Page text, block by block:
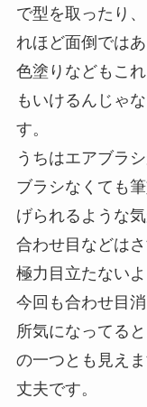
で型を取ったり
れほど面倒ではあ
色塗りなどもこ
もいけるんじゃ
す。
うちはエアブラ
ブラシなくても
げられるような気
合わせ目などは
極力目立たない
今回も合わせ目
所気になってる
の一つとも見え
丈夫です。